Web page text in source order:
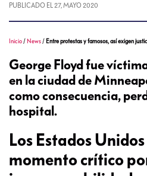
PUBLICADO EL 27, MAYO 2020
Inicio / News / Entre protestas y famosos, así exigen
George Floyd fue
en la ciudad de
como consecuencia,
hospital.
Los Estados
momento crítico